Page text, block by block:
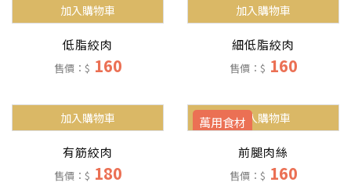
加入購物車
低脂絞肉
售價：$ 160
加入購物車
細低脂絞肉
售價：$ 160
加入購物車
有筋絞肉
售價：$ 180
萬用食材加入購物車
前腿肉絲
售價：$ 160